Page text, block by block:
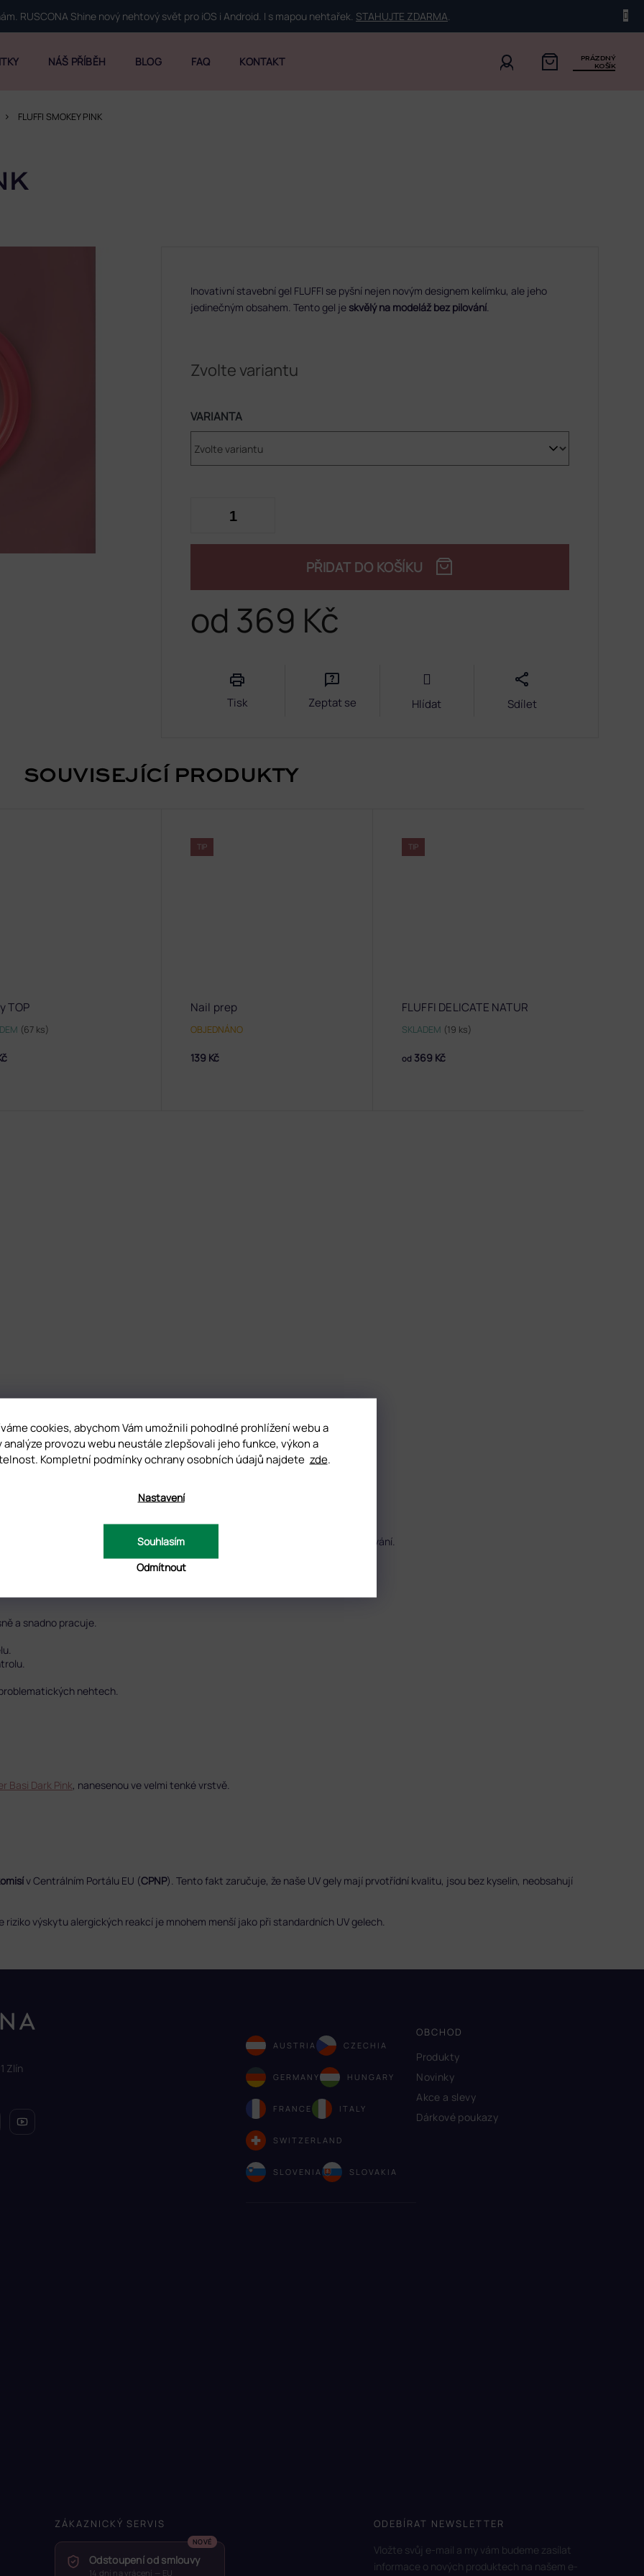
cookies, abychom Vám umožnili pohodlné prohlížení webu a
analýze provozu webu neustále zlepšovali jeho funkce, výkon a
Kompletní podmínky ochrany osobních údajů najdete zde.
Nastavení
Odmítnout
Souhlasím
RUSCONA Shine nový nehtový svět pro iOS i Android. I s mapou nehtařek. STAHUJTE ZDARMA.
PRÁZDNÝ
KOŠÍK
NÁŠ PŘÍBĚH BLOG FAQ KONTAKT
FLUFFI SMOKEY PINK
od 369 Kč
Zvolte variantu
VARIANTA
PŘIDAT DO KOŠÍKU
Inovativní stavební gel FLUFFI se pyšní nejen novým designem kelímku, ale jeho
jedinečným obsahem. Tento gel je skvělý na modeláž bez pilování.
Tisk Zeptat se Hlídat Sdílet
SOUVISEJÍCÍ PRODUKTY
TOP
(67 ks)
TIP
Nail prep
OBJEDNÁNO
139 Kč
TIP
FLUFFI DELICATE NATUR
SKLADEM (19 ks)
od369 Kč
kelímku, ale jeho jedinečným obsahem. Tento gel je skvělý na modeláž bez pilování.
a snadno pracuje.
nehtech.
Basi Dark Pink, nanesenou ve velmi tenké vrstvě.
v Centrálním Portálu EU (CPNP). Tento fakt zaručuje, že naše UV gely mají prvotřídní kvalitu, jsou bez kyselin, neobsahují
riziko výskytu alergických reakcí je mnohem menší jako při standardních UV gelech.
Zlín
AUSTRIA CZECHIA
GERMANY HUNGARY
FRANCE ITALY
SWITZERLAND
SLOVENIA SLOVAKIA
OBCHOD
Produkty
Novinky
Akce a slevy
Dárkové poukazy
ZÁKAZNICKÝ SERVIS
Odstoupení od smlouvy
14 dní na vrácení — EU
ODEBÍRAT NEWSLETTER
Vložte svůj e-mail a my vám budeme zasílat
informace o nových produktech na našem e-